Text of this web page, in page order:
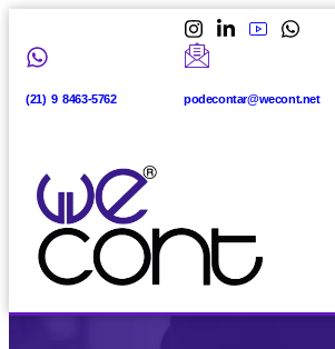
(21) 9 8463-5762 podecontar@wecont.net